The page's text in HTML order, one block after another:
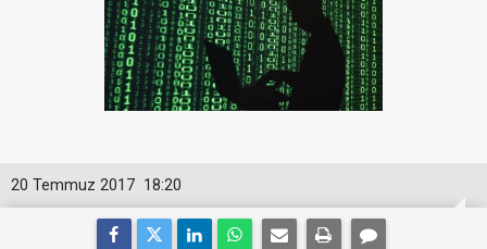
18:20
20 Temmuz 2017